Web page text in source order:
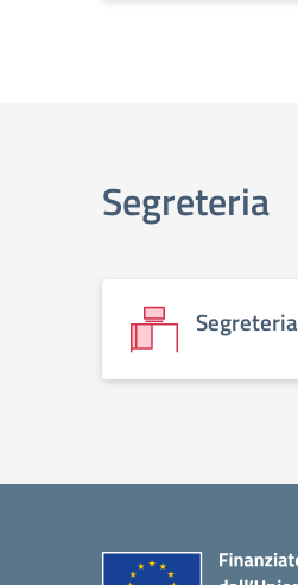
Segreteria
Segreteria